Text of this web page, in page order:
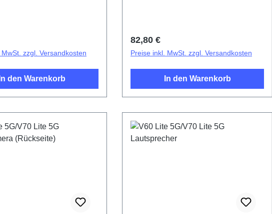
Preis:
zzgl. Versandkosten
In den Warenkorb
Regulärer Preis:
82,80 €
Preise inkl. MwSt. zzgl. Versandkosten
In den Warenkorb